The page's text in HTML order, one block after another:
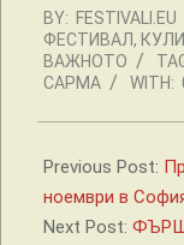
10-
30
BY: FESTIVALI.EU
ФЕСТИВАЛ,
ВАЖНОТО
САРМА
WITH:
Previous Post:
ноември в
Next Post: